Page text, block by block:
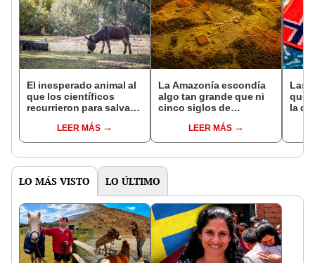
El inesperado animal al
que los científicos
recurrieron para salvar
reintroducción de un
asno salvaje está
en un paisaje con más
vida
LEER MÁS
La Amazonía escondía
algo tan grande que ni
cinco siglos de
encontrarlo: el hallazgo
podría cambiar todo lo
pasado
LEER MÁS
Las
que
la de
LO MÁS VISTO LO ÚLTIMO